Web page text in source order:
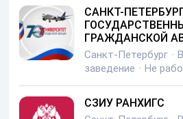
САНКТ-
ГРАЖДАНСКОЙ
Санкт-Петербург ·
заведение · Не
СЗИУ РАНХИГС